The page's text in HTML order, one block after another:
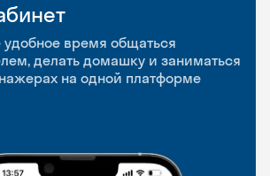
время общаться
делать домашку и заниматься
на одной платформе
и изучать новые слова где
клубы
для разговорной практики
встречи с преподавателями